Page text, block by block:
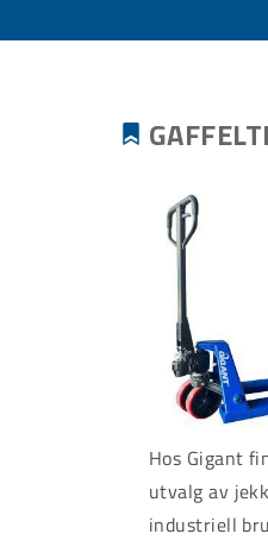
Hos Gigant
utvalg av
industriell